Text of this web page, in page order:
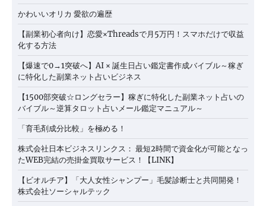
かわいいオリカ 愛欲の遍歴
【副業初心者向け】恋愛×Threadsで月5万円！スマホだけで収益
化する方法
【爆速で0→1突破へ】AI × 誕生日占い鑑定書作成バイブル～稼ぎ
に特化した副業ネット占いビジネス
【1500部突破☆ロングセラー】稼ぎに特化した副業ネット占いの
バイブル～逆算タロット占いメール鑑定マニュアル～
「育毛剤成分比較」を極める！
株式会社日本ビジネスリンクス： 最短2時間で資金化が可能となっ
たWEB完結の売掛金買取サービス！【LINK】
【ビオルチア】「大人女性シャンプー」毛髪診断士と共同開発！
株式会社ソーシャルテック